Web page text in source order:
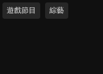
遊戲節目
綜藝